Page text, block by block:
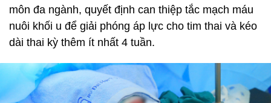
môn đa ngành, quyết định can thiệp tắc mạch máu
nuôi khối u để giải phóng áp lực cho tim thai và kéo
dài thai kỳ thêm ít nhất 4 tuần.